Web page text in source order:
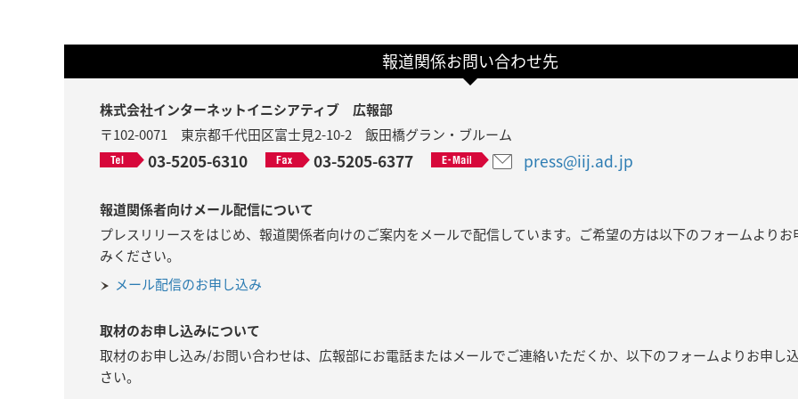
報道関係お問い合わせ先
株式会社インターネットイニシアティブ 広報部
〒102-0071 東京都千代田区富士見2-10-2 飯田橋グラン・ブルーム
03-5205-6310 03-5205-6377 press@iij.ad.jp
報道関係者向けメール配信について
プレスリリースをはじめ、報道関係者向けのご案内をメールで配信しています。ご希望の方は以下のフォームよりお
みください。
メール配信のお申し込み
取材のお申し込みについて
取材のお申し込み/お問い合わせは、広報部にお電話またはメールでご連絡いただくか、以下のフォームよりお申し
さい。